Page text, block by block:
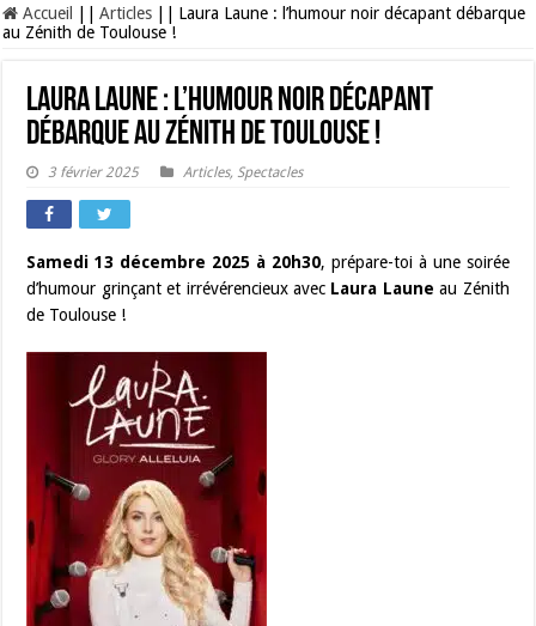
Les Nocturnes de la Cité de l’espace 2026 : l’événement incontournable de
Accueil Articles
Laura Laune : l’humour noir décapant débarque
au Zénith de Toulouse !
Laura Laune : l’humour noir décapant
débarque au Zénith de Toulouse !
3 février 2025 Articles, Spectacles
Samedi 13 décembre 2025 à 20h30, prépare-toi à une soirée
d’humour grinçant et irrévérencieux avec Laura Laune au Zénith
de Toulouse !